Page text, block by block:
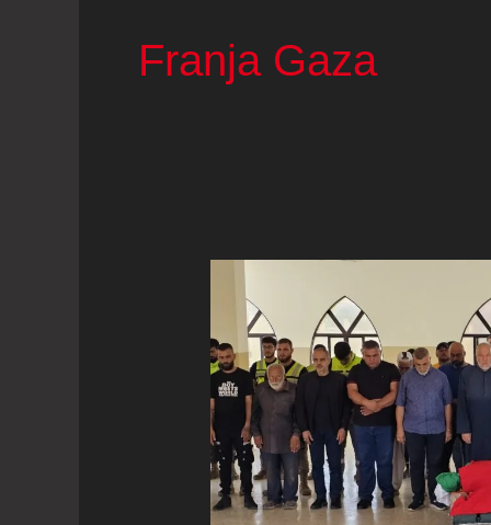
Franja Gaza